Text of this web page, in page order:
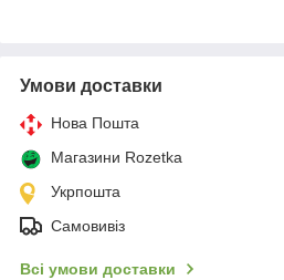
Умови доставки
Нова Пошта
Магазини Rozetka
Укрпошта
Самовивіз
Всі умови доставки